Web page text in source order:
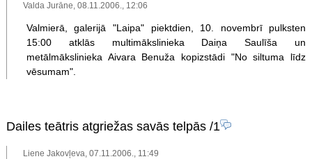
Valda Jurāne, 08.11.2006., 12:06
Valmierā, galerijā "Laipa" piektdien, 10. novembrī pulksten
15:00 atklās multimākslinieka Daiņa Saulīša un
metālmākslinieka Aivara Benuža kopizstādi "No siltuma līdz
vēsumam".
Dailes teātris atgriežas savās telpās/1
Liene Jakovļeva, 07.11.2006., 11:49